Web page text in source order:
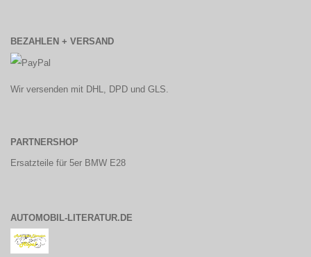
BEZAHLEN + VERSAND
Wir versenden mit DHL, DPD und GLS.
PARTNERSHOP
Ersatzteile für 5er BMW E28
AUTOMOBIL-LITERATUR.DE